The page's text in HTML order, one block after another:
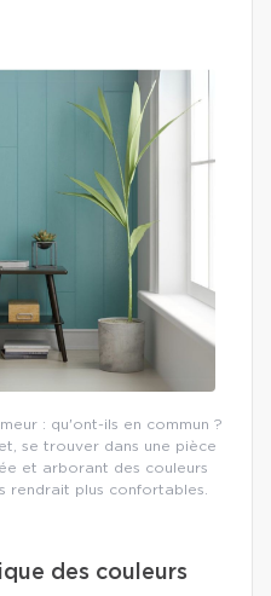
: qu'ont-ils en commun ?
se trouver dans une pièce
et arborant des couleurs
rendrait plus confortables.
des couleurs